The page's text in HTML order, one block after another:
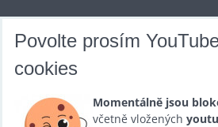
DALŠÍ SLUŽBY
Půjčovna
Povolte prosím
cookies
Momentálně jsou
včetně vložených